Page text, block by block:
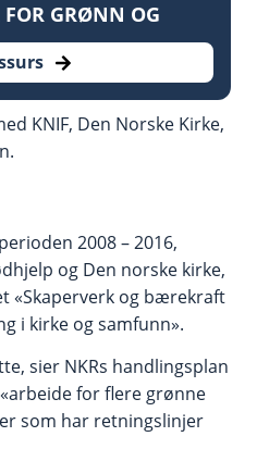
FOR GRØNN OG
KNIF, Den Norske Kirke,
.
2008 – 2016,
og Den norske kirke,
«Skaperverk og bærekraft
i kirke og samfunn».
sier NKRs handlingsplan
for flere grønne
som har retningslinjer